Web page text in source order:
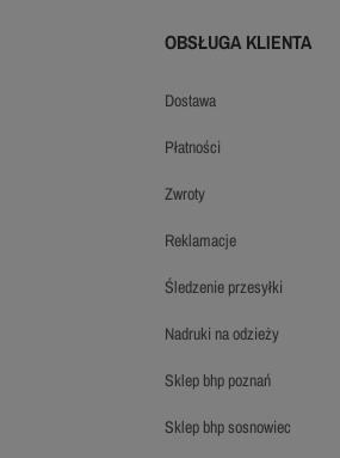
OBSŁUGA KLIENTA
dostawa
płatności
zwroty
reklamacje
śledzenie przesyłki
nadruki na odzieży
sklep bhp poznań
sklep bhp sosnowiec